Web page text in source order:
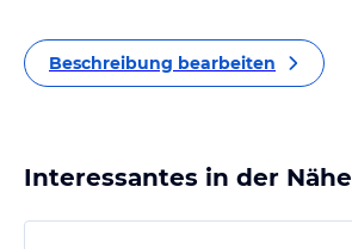
Beschreibung bearbeiten
Interessantes in der Nähe